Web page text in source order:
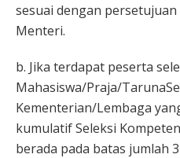
sesuai dengan
Menteri.
b. Jika terdapat peserta
Mahasiswa/Praja/
Kementerian/Lembaga
kumulatif Seleksi
berada pada batas jumlah